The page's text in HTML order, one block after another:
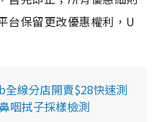
台保留更改優惠權利，U
全線分店開賣$28快速測
咽拭子採樣檢測